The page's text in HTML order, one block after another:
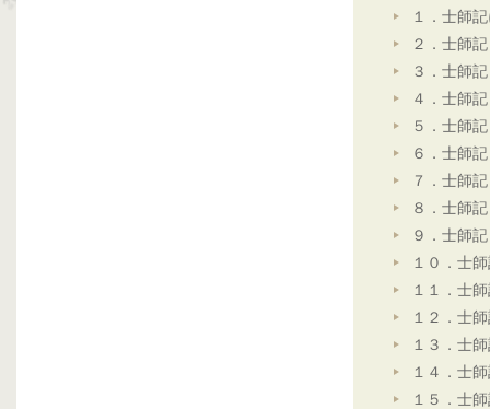
１．士師
２．士師
３．士師
４．士師
５．士師
６．士師
７．士師
８．士師
９．士師
１０．士
１１．士
１２．士
１３．士
１４．士
１５．士